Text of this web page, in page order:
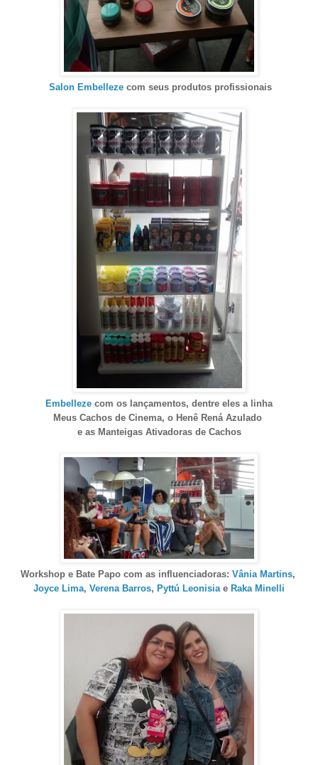
Salon Embelleze com seus produtos profissionais
Embelleze com os lançamentos, dentre eles a linha
Meus Cachos de Cinema, o Henê Rená Azulado
e as Manteigas Ativadoras de Cachos
Workshop e Bate Papo com as influenciadoras: Vânia Martins,
Joyce Lima, Verena Barros, Pyttú Leonisia e Raka Minelli